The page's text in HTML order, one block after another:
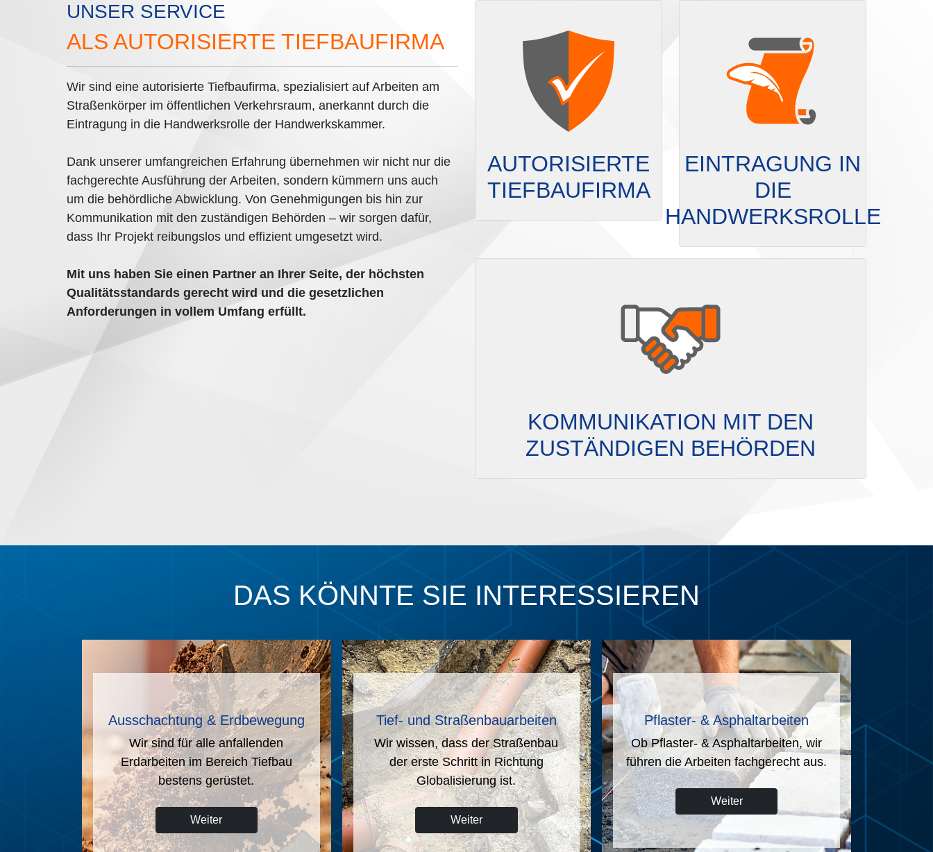
UNSER SERVICE
ALS AUTORISIERTE TIEFBAUFIRMA
Wir sind eine autorisierte Tiefbaufirma, spezialisiert auf Arbeiten am
Straßenkörper im öffentlichen Verkehrsraum, anerkannt durch die
Eintragung in die Handwerksrolle der Handwerkskammer.
Dank unserer umfangreichen Erfahrung übernehmen wir nicht nur die
fachgerechte Ausführung der Arbeiten, sondern kümmern uns auch
um die behördliche Abwicklung. Von Genehmigungen bis hin zur
Kommunikation mit den zuständigen Behörden – wir sorgen dafür,
dass Ihr Projekt reibungslos und effizient umgesetzt wird.
Mit uns haben Sie einen Partner an Ihrer Seite, der höchsten
Qualitätsstandards gerecht wird und die gesetzlichen
Anforderungen in vollem Umfang erfüllt.
AUTORISIERTE
TIEFBAUFIRMA
EINTRAGUNG IN
DIE
HANDWERKSROLLE
KOMMUNIKATION MIT DEN
ZUSTÄNDIGEN BEHÖRDEN
DAS KÖNNTE SIE INTERESSIEREN
Tankstellenbau
Wir sind Ihr kompetenter Fachmann
rund um das Thema Tankstellenbau.
Weiter
Industrie (Schwerindustrie)
Hohe Anforderungen machen den
Industriebau zu einer Königsdisziplin
im Tiefbau.
Weiter
Telekommunikations-, Strom-,
Gasnetze
Wir sind auf alle Arbeiten vorbereitet.
Weiter